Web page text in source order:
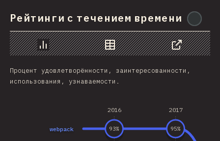
Рейтинги с течением времени
График Данные
Поделиться
Процент удовлетворённости, заинтересованности,
использования, узнаваемости.
2016 2017
webpack 93% 95%